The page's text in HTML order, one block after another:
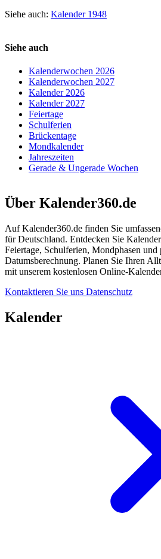
Siehe auch: Kalender 1948
Siehe auch
Kalenderwochen 2026
Kalenderwochen 2027
Kalender 2026
Kalender 2027
Feiertage
Schulferien
Brückentage
Mondkalender
Jahreszeiten
Gerade & Ungerade Wochen
Über Kalender360.de
Auf Kalender360.de finden Sie
für Deutschland. Entdecken Sie
Feiertage, Schulferien, Mondphasen und
Datumsberechnung. Planen Sie Ihren
mit unserem kostenlosen Online-
Kontaktieren Sie uns Datenschutz
Kalender